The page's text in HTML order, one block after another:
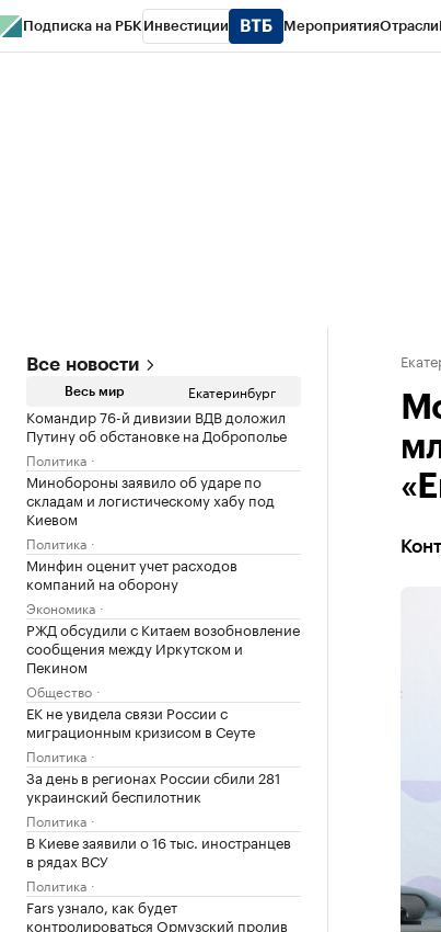
Подписка на РБК Инвестиции МероприятияОтрасли
Все новости
Весь мир Екатеринбург
Командир 76-й дивизии ВДВ доложил
Путину об обстановке на Доброполье
Политика
Минобороны заявило об ударе по
складам и логистическому хабу под
Киевом
Политика
Минфин оценит учет расходов
компаний на оборону
Экономика
РЖД обсудили с Китаем возобновление
сообщения между Иркутском и
Пекином
Общество
ЕК не увидела связи России с
миграционным кризисом в Сеуте
Политика
За день в регионах России сбили 281
украинский беспилотник
Политика
В Киеве заявили о 16 тыс. иностранцев
в рядах ВСУ
Политика
Fars узнало, как будет
контролироваться Ормузский пролив